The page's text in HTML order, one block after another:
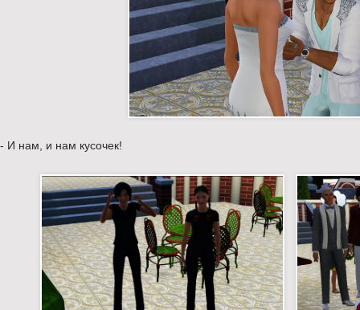
- И нам, и нам кусочек!